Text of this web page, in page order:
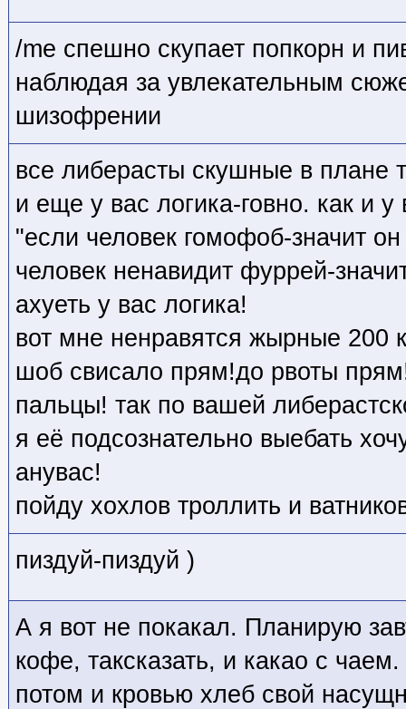
/me спешно скупает попкорн и
наблюдая за увлекательным
шизофрении
все либерасты скушные в плане
и еще у вас логика-говно. как и у
"если человек гомофоб-значит
человек ненавидит фуррей-
ахуеть у вас логика!
вот мне ненравятся жырные 200
шоб свисало прям!до рвоты
пальцы! так по вашей
я её подсознательно выебать
анувас!
пойду хохлов троллить и
пиздуй-пиздуй )
А я вот не покакал. Планирую
кофе, таксказать, и какао с
потом и кровью хлеб свой